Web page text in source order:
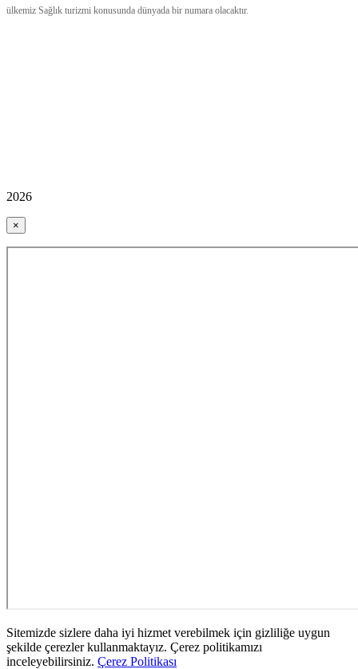
ülkemiz Sağlık turizmi konusunda dünyada bir numara olacaktır.
2026
×
Sitemizde sizlere daha iyi hizmet verebilmek için gizliliğe uygun
şekilde çerezler kullanmaktayız. Çerez politikamızı
inceleyebilirsiniz. Çerez Politikası